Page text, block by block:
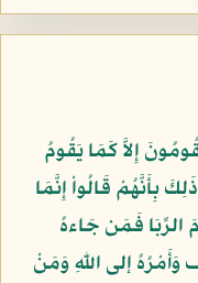
إِلاَّ كَمَا يَقُومُ
بِأَنَّهُمْ قَالُواْ إِنَّمَا
الرِّبَا فَمَن جَاءهُ
إلى اللّهِ وَمَنْ